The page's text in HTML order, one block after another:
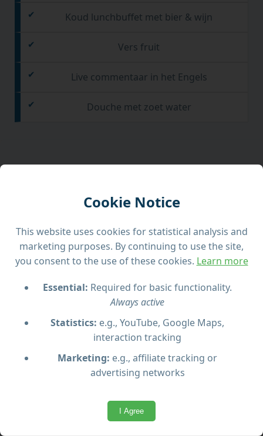
Cookie Notice
This website uses cookies for statistical analysis and
marketing purposes. By continuing to use the site,
you consent to the use of these cookies. Learn more
Essential: Required for basic functionality.
Always active
Statistics: e.g., YouTube, Google Maps,
interaction tracking
Marketing: e.g., affiliate tracking or
advertising networks
I Agree
Koud lunchbuffet met bier & wijn
Vers fruit
Live commentaar in het Engels
Douche met zoet water
één dag
Zwemmen bij Fomm ir-Rih en de Blue Lagoon
Comfortabele voorzieningen en open bar aan
Wat je kunt verwachten